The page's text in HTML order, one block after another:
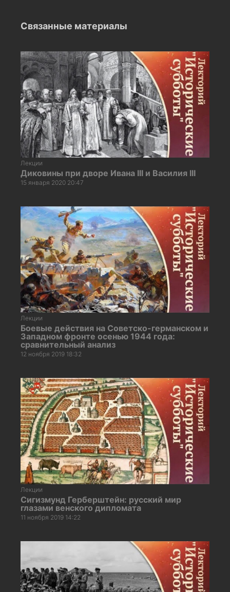
Связанные материалы
Лекции
Диковины при дворе Ивана III и Василия III
15 января 2020 20:47
Лекции
Боевые действия на Советско-германском и
Западном фронте осенью 1944 года:
сравнительный анализ
12 ноября 2019 18:32
Лекции
Сигизмунд Герберштейн: русский мир
глазами венского дипломата
11 ноября 2019 14:22